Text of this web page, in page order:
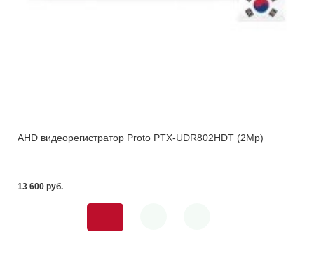
AHD видеорегистратор Proto PTX-UDR802HDT (2Mp)
13 600 pуб.